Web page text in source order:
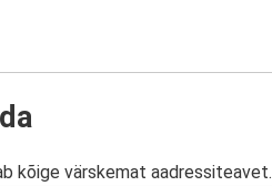
kõige värskemat aadressiteavet.